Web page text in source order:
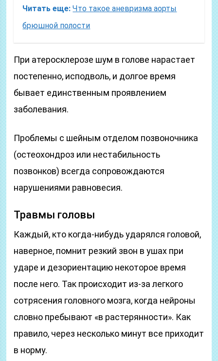
Читать еще: Что такое аневризма аорты
брюшной полости
При атеросклерозе шум в голове нарастает
постепенно, исподволь, и долгое время
бывает единственным проявлением
заболевания.
Проблемы с шейным отделом позвоночника
(остеохондроз или нестабильность
позвонков) всегда сопровождаются
нарушениями равновесия.
Травмы головы
Каждый, кто когда-нибудь ударялся головой,
наверное, помнит резкий звон в ушах при
ударе и дезориентацию некоторое время
после него. Так происходит из-за легкого
сотрясения головного мозга, когда нейроны
словно пребывают «в растерянности». Как
правило, через несколько минут все приходит
в норму.